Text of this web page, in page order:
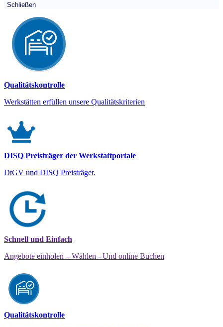
Schließen
Qualitätskontrolle
Werkstätten erfüllen unsere Qualitätskriterien
DISQ Preisträger der Werkstattportale
DtGV und DISQ Preisträger.
Schnell und Einfach
Angebote einholen – Wählen - Und online Buchen
Qualitätskontrolle